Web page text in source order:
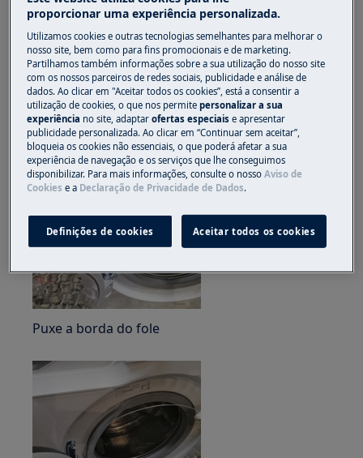
Sempre use luvas de segurança e calçados fechados.
Observe que o reparo automático ou não
profissional pode ter consequências de segurança se
não for feito corretamente
Como desmontar e montar o bloqueio de segurança
da porta
Puxe a borda do fole
proporcionar uma experiência personalizada.
Utilizamos cookies e outras tecnologias semelhantes para melhorar o
nosso site, bem como para fins promocionais e de marketing.
Partilhamos também informações sobre a sua utilização do nosso site
com os nossos parceiros de redes sociais, publicidade e análise de
dados. Ao clicar em "Aceitar todos os cookies”, está a consentir a
utilização de cookies, o que nos permitepersonalizar a sua
experiência no site, adaptarofertas especiaise apresentar
publicidade personalizada. Ao clicar em “Continuar sem aceitar”,
bloqueia os cookies não essenciais, o que poderá afetar a sua
experiência de navegação e os serviços que lhe conseguimos
disponibilizar. Para mais informações, consulte o nossoAviso de
Cookies e a Declaração de Privacidade de Dados.
Definições de cookies Aceitar todos os cookies